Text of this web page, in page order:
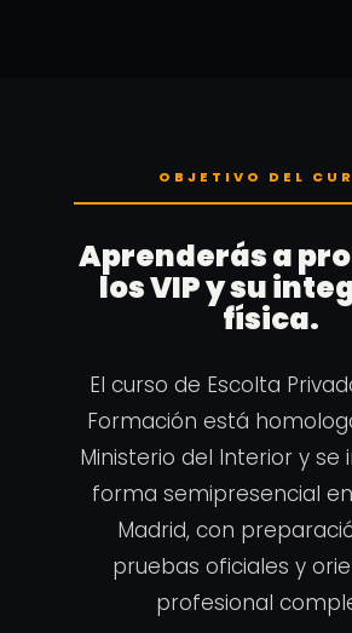
OBJETIVO DEL
Aprenderás a
los VIP y su
física.
El curso de Escolta
Formación está
Ministerio del Interior y
forma semipresencial
Madrid, con
pruebas oficiales y
profesional